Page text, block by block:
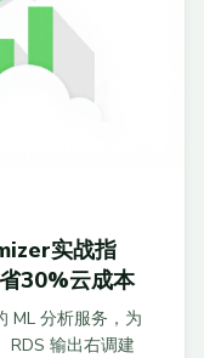
实战指
30%云成本
ML 分析服务，为
RDS 输出右调建